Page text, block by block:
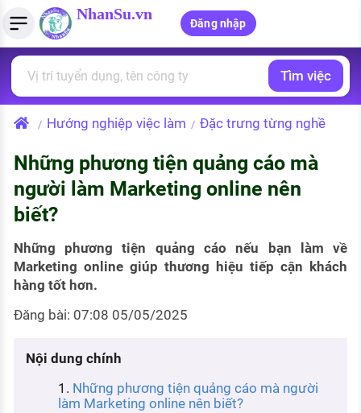
NhanSu.vn
Đăng nhập
Tìm việc làm
Việc làm ngành luật
Việc làm lương cao
Việc làm tốt nhất
CÔNG TY
Danh sách nhà tuyển dụng
Nhà tuyển dụng hàng đầu
Quản lý CV
Tải CV lên
Tạo CV trực tuyến
MẪU CV THEO STYLE
Mẫu CV đơn giản
Mẫu CV hiện đại
Tính lương Gross - Net
Tính thuế thu nhập cá nhân
Tính trợ cấp thất nghiệp
PHÁP LUẬT VIỆT NAM
Văn bản pháp luật
PHÁP LUẬT LAO ĐỘNG
Lao động và tiền lương
Thuế thu nhập
Hồ sơ biểu mẫu
Tử vi nghề nghiệp
Tìm việc
/ Hướng nghiệp việc làm / Đặc trưng từng nghề
Những phương tiện quảng cáo mà
người làm Marketing online nên
biết?
Những phương tiện quảng cáo nếu bạn làm về
Marketing online giúp thương hiệu tiếp cận khách
hàng tốt hơn.
Đăng bài: 07:08 05/05/2025
Nội dung chính
Những phương tiện quảng cáo mà người
làm Marketing online nên biết?